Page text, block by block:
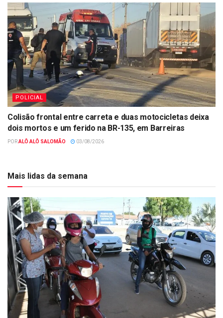
POLICIAL
Colisão frontal entre carreta e duas motocicletas deixa
dois mortos e um ferido na BR-135, em Barreiras
PORALÔ ALÔ SALOMÃO 03/08/2026
Mais lidas da semana